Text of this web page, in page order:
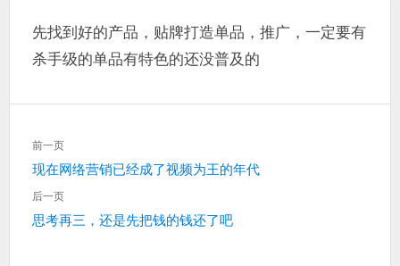
先找到好的产品，贴牌打造单品，推广，一定要有
杀手级的单品有特色的还没普及的
文
章
导
航
前一页
上
一
现在网络营销已经成了视频为王的年代
后一页
下
思考再三，还是先把钱的钱还了吧